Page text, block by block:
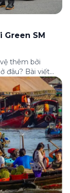
SM
thêm bởi
đâu? Bài viết
gia (và hủy tham
Green SM, cùng